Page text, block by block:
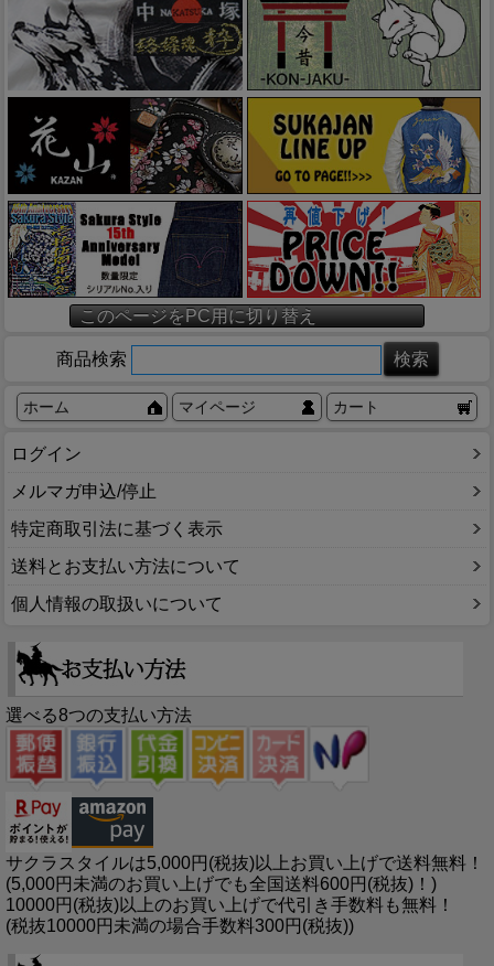
このページをPC用に切り替え
商品検索
ホーム マイページ カート
ログイン
メルマガ申込/停止
特定商取引法に基づく表示
送料とお支払い方法について
個人情報の取扱いについて
選べる8つの支払い方法
サクラスタイルは5,000円(税抜)以上お買い上げで送料無料！
(5,000円未満のお買い上げでも全国送料600円(税抜)！)
10000円(税抜)以上のお買い上げで代引き手数料も無料！
(税抜10000円未満の場合手数料300円(税抜))